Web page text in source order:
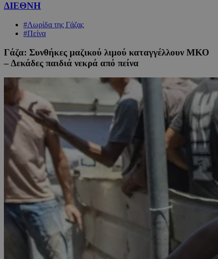
ΔΙΕΘΝΗ
#Λωρίδα της Γάζας
#Πείνα
Γάζα: Συνθήκες μαζικού λιμού καταγγέλλουν ΜΚΟ
– Δεκάδες παιδιά νεκρά από πείνα